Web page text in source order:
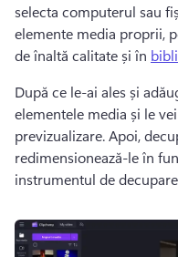
selecta computerul sau
elemente media proprii,
de înaltă calitate și în
După ce le-ai ales și
elementele media și le
previzualizare. Apoi,
instrumentul de